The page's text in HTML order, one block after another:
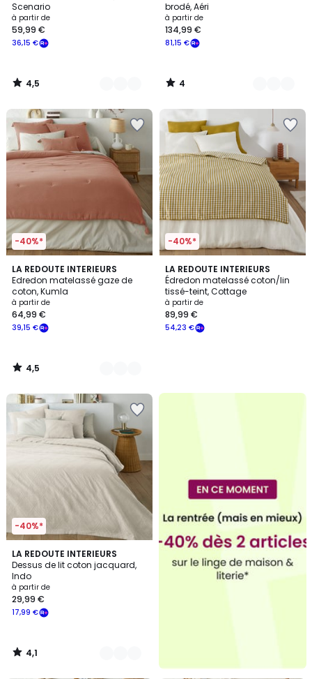
Scenario
Prix
à
partir
59,99
€
à
notre
programme
pour
payer
à
place
36,15
€.
à partir de
36,15 €
59,99 €
4,5
/
brodé, Aéri
à partir de
81,15 €
134,99 €
5
4
/
-40%*
LA REDOUTE INTERIEURS
Edredon matelassé gaze de
coton, Kumla
à partir de
39,15 €
64,99 €
4,5
/ 5
10
Couleurs
4,5
/
-40%*
LA REDOUTE INTERIEURS
Édredon matelassé coton/lin
tissé-teint, Cottage
à partir de
54,23 €
89,99 €
-40%*
LA REDOUTE INTERIEURS
Dessus de lit coton jacquard,
Indo
à partir de
17,99 €
29,99 €
4,1
/ 5
6
Couleurs
4,1
/